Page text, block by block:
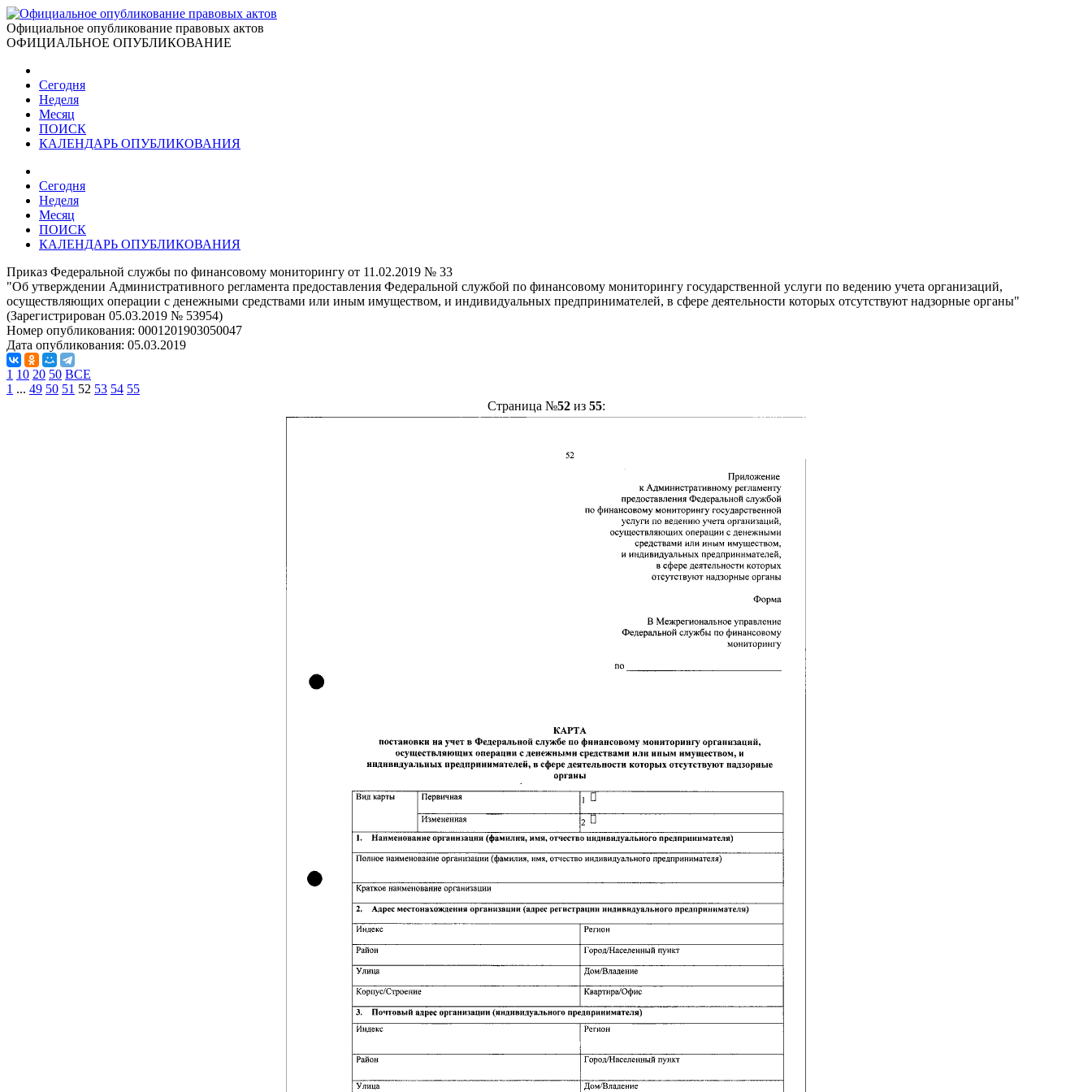
Официальное опубликование правовых актов
ОФИЦИАЛЬНОЕ ОПУБЛИКОВАНИЕ
Сегодня
Неделя
Месяц
ПОИСК
КАЛЕНДАРЬ ОПУБЛИКОВАНИЯ
Сегодня
Неделя
Месяц
ПОИСК
КАЛЕНДАРЬ ОПУБЛИКОВАНИЯ
Приказ Федеральной службы по финансовому мониторингу от 11.02.2019 № 33
"Об утверждении Административного регламента предоставления Федеральной службой по финансовому мониторингу государственной услуги по ведению учета организаций,
осуществляющих операции с денежными средствами или иным имуществом, и индивидуальных предпринимателей, в сфере деятельности которых отсутствуют надзорные органы"
(Зарегистрирован 05.03.2019 № 53954)
Номер опубликования: 0001201903050047
Дата опубликования: 05.03.2019
1 10 20 50 ВСЕ
1 ... 49 50 51 52 53 54 55
Страница №52из 55: